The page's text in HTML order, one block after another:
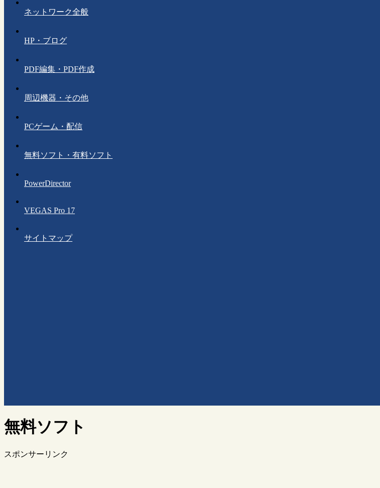
ネットワーク全般
HP・ブログ
PDF編集・PDF作成
周辺機器・その他
PCゲーム・配信
無料ソフト・有料ソフト
PowerDirector
VEGAS Pro 17
サイトマップ
無料ソフト
スポンサーリンク